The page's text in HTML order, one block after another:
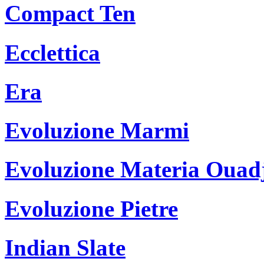
Compact Ten
Ecclettica
Era
Evoluzione Marmi
Evoluzione Materia
Evoluzione Pietre
Indian Slate